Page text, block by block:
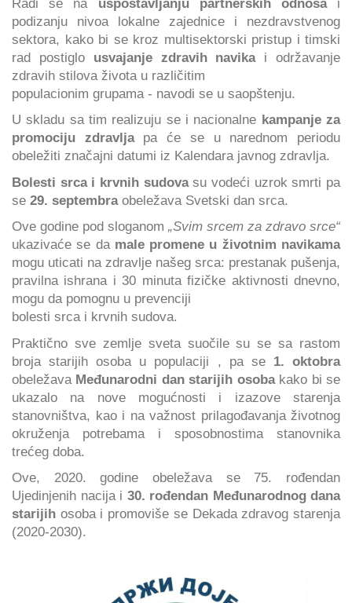
Radi se na uspostavljanju partnerskih odnosa i
podizanju nivoa lokalne zajednice i nezdravstvenog
sektora, kako bi se kroz multisektorski pristup i timski
rad postiglo usvajanje zdravih navikai održavanje
zdravih stilova života u različitim
populacionim grupama - navodi se u saopštenju.
U skladu sa tim realizuju se i nacionalne kampanje za
promociju zdravljapa će se u narednom periodu
obeležiti značajni datumi iz Kalendara javnog zdravlja.
Bolesti srca i krvnih sudovasu vodeći uzrok smrti pa
se 29. septembraobeležava Svetski dan srca.
Ove godine pod sloganom „Svim srcem za zdravo srce“
ukazivaće se damale promene u životnim navikama
mogu uticati na zdravlje našeg srca: prestanak pušenja,
pravilna ishrana i 30 minuta fizičke aktivnosti dnevno,
mogu da pomognu u prevenciji
bolesti srca i krvnih sudova.
Praktično sve zemlje sveta suočile su se sa rastom
broja starijih osoba u populaciji , pa se 1. oktobra
obeležava Međunarodni dan starijih osobakako bi se
ukazalo na nove mogućnosti i izazove starenja
stanovništva, kao i na važnost prilagođavanja životnog
okruženja potrebama i sposobnostima stanovnika
trećeg doba.
Ove, 2020. godine obeležava se 75. rođendan
Ujedinjenih nacija i 30. rođendan Međunarodnog dana
starijih osoba i promoviše se Dekada zdravog starenja
(2020-2030).